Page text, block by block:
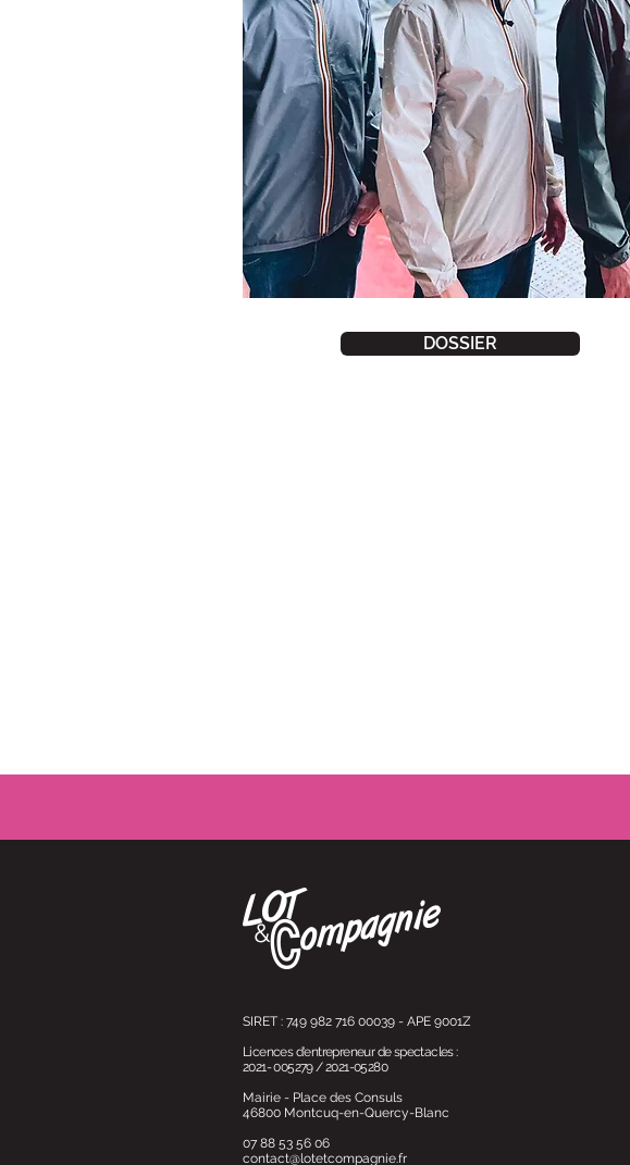
DOSSIER
SIRET : 749 982 716 00039 - APE 9001Z
Licences d'entrepreneur de spectacles :
2021- 005279 / 2021-05280
Mairie - Place des Consuls
46800 Montcuq-en-Quercy-Blanc
07 88 53 56 06
contact@lotetcompagnie.fr